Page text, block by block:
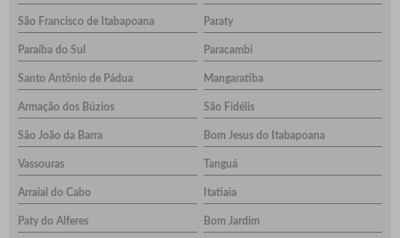
São Francisco de Itabapoana Paraty
Paraíba do Sul Paracambi
Santo Antônio de Pádua Mangaratiba
Armação dos Búzios São Fidélis
São João da Barra Bom Jesus do Itabapoana
Vassouras Tanguá
Arraial do Cabo Itatiaia
Paty do Alferes Bom Jardim